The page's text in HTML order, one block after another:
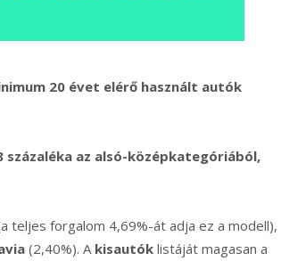
20 évet elérő használt autók
százaléka az alsó-középkategóriából,
teljes forgalom 4,69%-át adja ez a modell),
(2,40%). A kisautók listáját magasan a